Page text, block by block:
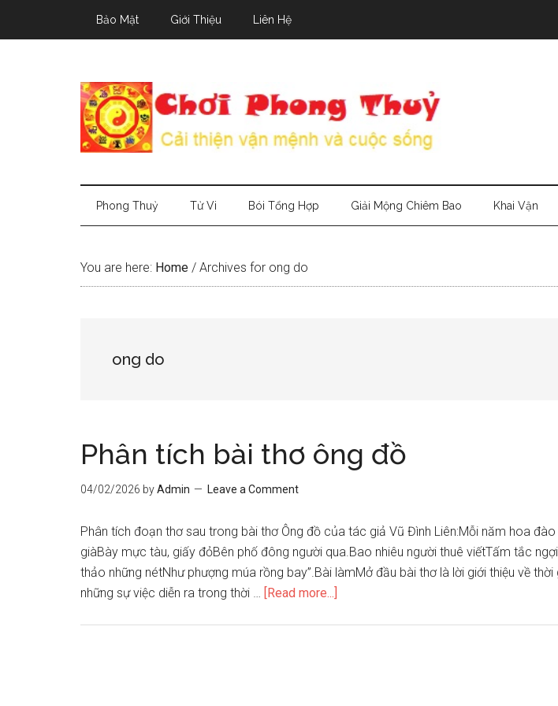
Bảo Mật Giới Thiệu Liên Hệ
Phong Thuỷ Tử Vi Bói Tổng Hợp Giải Mộng Chiêm Bao Khai Vận
You are here: Home / Archives for ong do
ong do
Phân tích bài thơ ông đồ
04/02/2026 byAdmin Leave a Comment
Phân tích đoạn thơ sau trong bài thơ Ông đồ của tác giả Vũ Đình Liên:Mỗi năm hoa
giàBày mực tàu, giấy đỏBên phố đông người qua.Bao nhiêu người thuê viếtTấm tắc
thảo những nétNhư phượng múa rồng bay”.Bài làmMở đầu bài thơ là lời giới thiệu về
những sự việc diễn ra trong thời … [Read more...]